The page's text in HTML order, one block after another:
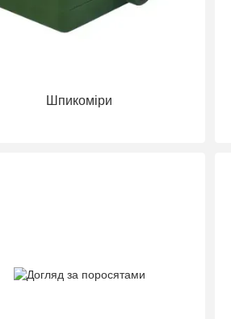
Шпикоміри